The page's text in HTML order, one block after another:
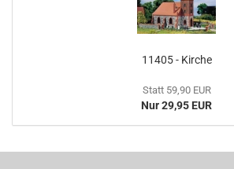
11405 - Kirche
Statt 59,90 EUR
Nur 29,95 EUR